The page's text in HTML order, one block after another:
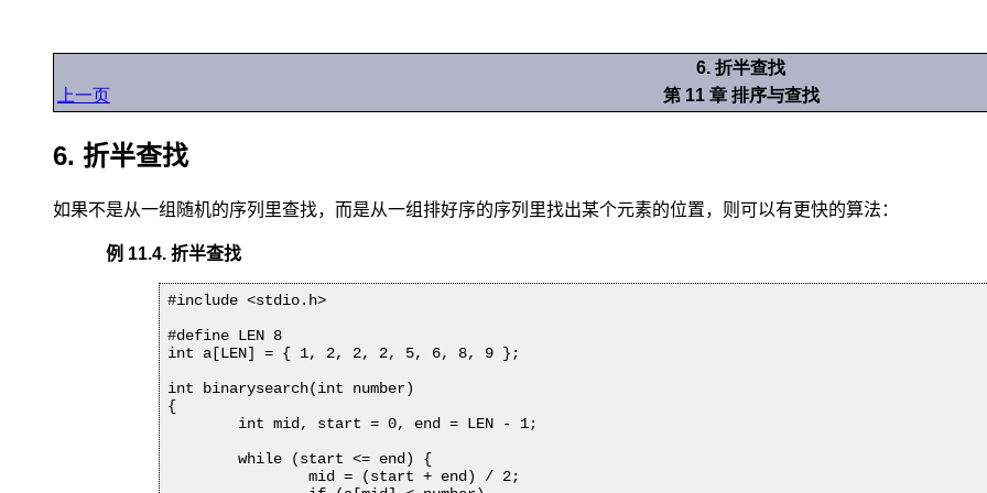
6. 折半查找
上一页
第 11 章 排序与查找
6. 折半查找
如果不是从一组随机的序列里查找，而是从一组排好序的序列里找出某个元素的位置，则可以有更快的算法：
例 11.4. 折半查找
#include <stdio.h>
#define LEN 8
int a[LEN] = { 1, 2, 2, 2, 5, 6, 8, 9 };
int binarysearch(int number)
{
	while (start <= end) {
		mid = (start + end) / 2;